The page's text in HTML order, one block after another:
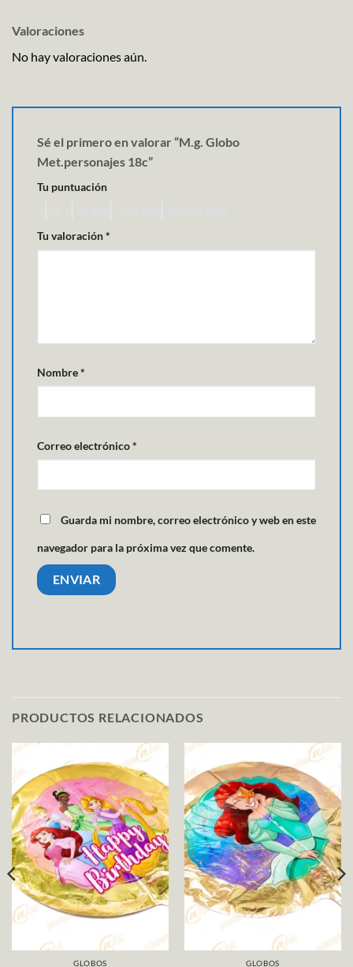
Valoraciones
No hay valoraciones aún.
Sé el primero en valorar “M.g. Globo
Met.personajes 18c”
Tu puntuación
Tu valoración*
Nombre*
Correo electrónico*
Guarda mi nombre, correo electrónico y web en este
navegador para la próxima vez que comente.
PRODUCTOS RELACIONADOS
GLOBOS GLOBOS